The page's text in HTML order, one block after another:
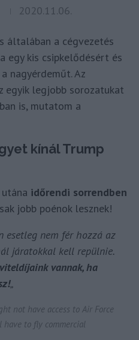
2020.11.06.
általában a cégvezetés
egy kis csipkelődésért és
nagyérdeműt. Az
egyik legjobb sorozatukat
is, mutatom a
kínál Trump
időrendi sorrendben
jobb poénok lesznek!
esetleg nem fér hozzá az
járatokkal kell repülnie.
vannak, ha
„
not have access to Air Force
to fly commercial